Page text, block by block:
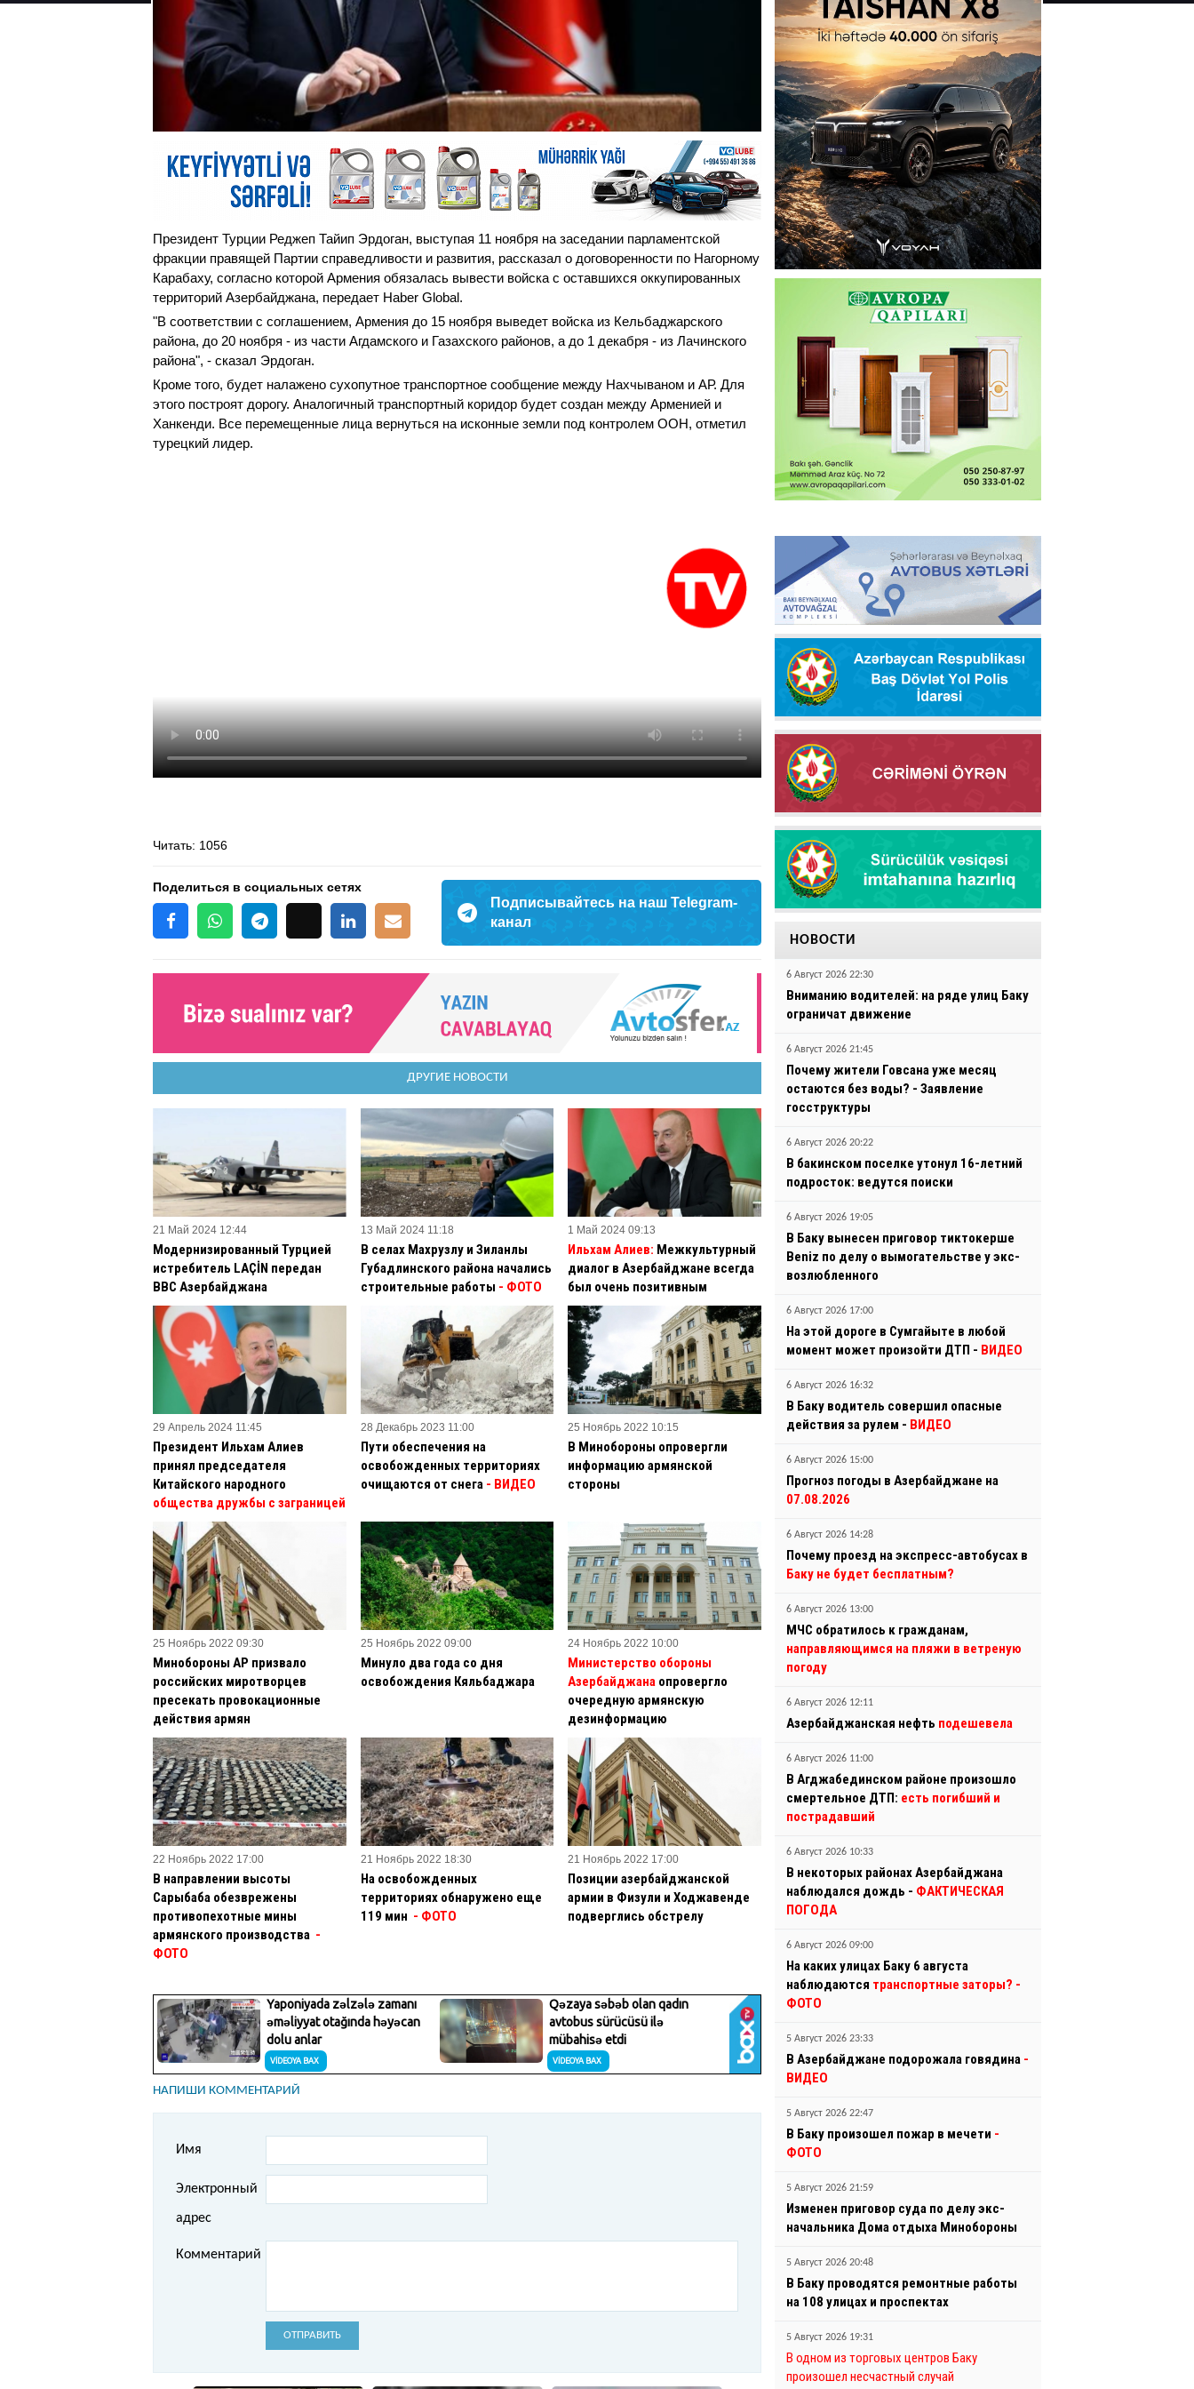
Президент Турции Реджеп Тайип Эрдоган, выступая 11 ноября на заседании парламентской
фракции правящей Партии справедливости и развития, рассказал о договоренности по Нагорному
Карабаху, согласно которой Армения обязалась вывести войска с оставшихся оккупированных
территорий Азербайджана, передает Haber Global.
"В соответствии с соглашением, Армения до 15 ноября выведет войска из Кельбаджарского
района, до 20 ноября - из части Агдамского и Газахского районов, а до 1 декабря - из Лачинского
района", - сказал Эрдоган.
Кроме того, будет налажено сухопутное транспортное сообщение между Нахчываном и АР. Для
этого построят дорогу. Аналогичный транспортный коридор будет создан между Арменией и
Ханкенди. Все перемещенные лица вернуться на исконные земли под контролем ООН, отметил
турецкий лидер.
Читать: 1056
Поделиться в социальных сетях
Подписывайтесь на наш Telegram-
канал
ДРУГИЕ НОВОСТИ
21 Май 2024 12:44
Модернизированный Турцией
истребитель LAÇİN передан
ВВС Азербайджана
13 Май 2024 11:18
В селах Махрузлу и Зиланлы
Губадлинского района начались
строительные работы - ФОТО
1 Май 2024 09:13
Ильхам Алиев: Межкультурный
диалог в Азербайджане всегда
был очень позитивным
29 Апрель 2024 11:45
Президент Ильхам Алиев
принял председателя
Китайского народного
общества дружбы с заграницей
28 Декабрь 2023 11:00
Пути обеспечения на
освобожденных территориях
очищаются от снега - ВИДЕО
25 Ноябрь 2022 10:15
В Минобороны опровергли
информацию армянской
стороны
25 Ноябрь 2022 09:30
Минобороны АР призвало
российских миротворцев
пресекать провокационные
действия армян
25 Ноябрь 2022 09:00
Минуло два года со дня
освобождения Кяльбаджара
24 Ноябрь 2022 10:00
Министерство обороны
Азербайджана опровергло
очередную армянскую
дезинформацию
22 Ноябрь 2022 17:00
В направлении высоты
Сарыбаба обезврежены
противопехотные мины
армянского производства -
ФОТО
21 Ноябрь 2022 18:30
На освобожденных
территориях обнаружено еще
119 мин - ФОТО
21 Ноябрь 2022 17:00
Позиции азербайджанской
армии в Физули и Ходжавенде
подверглись обстрелу
НАПИШИ КОММЕНТАРИЙ
Имя
Электронный
адрес
Комментарий
ОТПРАВИТЬ
НОВОСТИ
6 Август 2026 22:30
Вниманию водителей: на ряде улиц Баку
ограничат движение
6 Август 2026 21:45
Почему жители Говсана уже месяц
остаются без воды? - Заявление
госструктуры
6 Август 2026 20:22
В бакинском поселке утонул 16-летний
подросток: ведутся поиски
6 Август 2026 19:05
В Баку вынесен приговор тиктокерше
Beniz по делу о вымогательстве у экс-
возлюбленного
6 Август 2026 17:00
На этой дороге в Сумгайыте в любой
момент может произойти ДТП - ВИДЕО
6 Август 2026 16:32
В Баку водитель совершил опасные
действия за рулем - ВИДЕО
6 Август 2026 15:00
Прогноз погоды в Азербайджане на
07.08.2026
6 Август 2026 14:28
Почему проезд на экспресс-автобусах в
Баку не будет бесплатным?
6 Август 2026 13:00
МЧС обратилось к гражданам,
направляющимся на пляжи в ветреную
погоду
6 Август 2026 12:11
Азербайджанская нефть подешевела
6 Август 2026 11:00
В Агджабединском районе произошло
смертельное ДТП: есть погибший и
пострадавший
6 Август 2026 10:33
В некоторых районах Азербайджана
наблюдался дождь - ФАКТИЧЕСКАЯ
ПОГОДА
6 Август 2026 09:00
На каких улицах Баку 6 августа
наблюдаются транспортные заторы? -
ФОТО
5 Август 2026 23:33
В Азербайджане подорожала говядина -
ВИДЕО
5 Август 2026 22:47
В Баку произошел пожар в мечети -
ФОТО
5 Август 2026 21:59
Изменен приговор суда по делу экс-
начальника Дома отдыха Минобороны
5 Август 2026 20:48
В Баку проводятся ремонтные работы
на 108 улицах и проспектах
5 Август 2026 19:31
В одном из торговых центров Баку
произошел несчастный случай